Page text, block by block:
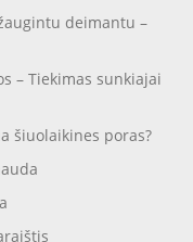
deimantu –
– Tiekimas sunkiajai
šiuolaikines poras?